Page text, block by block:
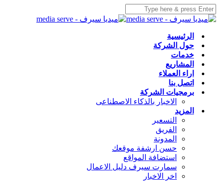
الرئيسية
حول الشركة
خدمات
المشاريع
اراء العملاء
اتصل بنا
برمجيات الشركة
الاخبار بالذكاء الاصطناعى
المزيد
التسعير
الفريق
المدونة
حسن ارشفة موقعك
استضافة المواقع
سمارت سيرف دليل الاعمال
اخر الاخبار